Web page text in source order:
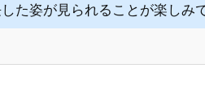
た姿が見られることが楽しみで